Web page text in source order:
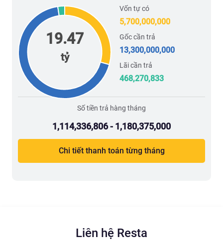
19.47
tỷ
Vốn tự có
5,700,000,000
Gốc cần trả
13,300,000,000
Lãi cần trả
468,270,833
Số tiền trả hàng tháng
1,114,336,806 - 1,180,375,000
Chi tiết thanh toán từng tháng
Liên hệ Resta